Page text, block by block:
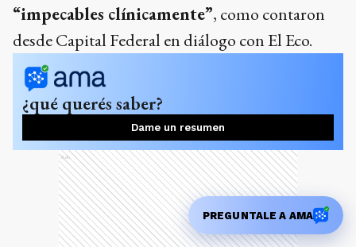
“impecables clínicamente”, como contaron
desde Capital Federal en diálogo con El Eco.
¿qué querés saber?
Dame un resumen
Ads
PREGUNTALE A AMA